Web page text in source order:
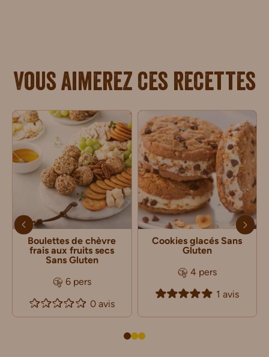
Vous aimerez ces recettes
Boulettes de chèvre
frais aux fruits secs
Sans Gluten
6 pers
0 avis
Cookies glacés Sans
Gluten
4 pers
1 avis